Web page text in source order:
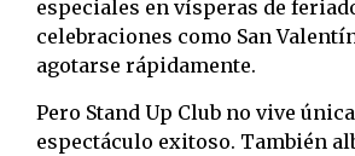
especiales en vísperas de
celebraciones como San
agotarse rápidamente.
Pero Stand Up Club no vive
espectáculo exitoso. También